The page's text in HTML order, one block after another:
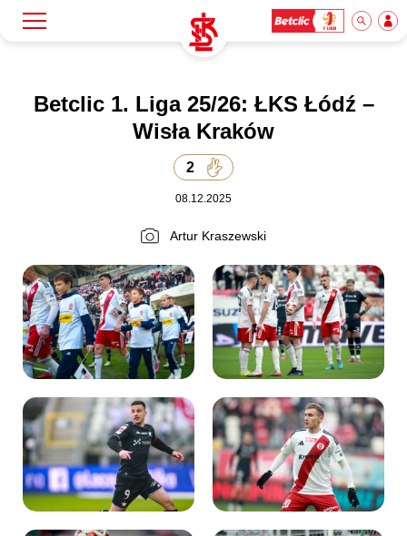
Akademia
Biznes
Dla mediów
Kibice
Betclic 1. Liga 25/26: ŁKS Łódź –
Wisła Kraków
2
08.12.2025
Artur Kraszewski